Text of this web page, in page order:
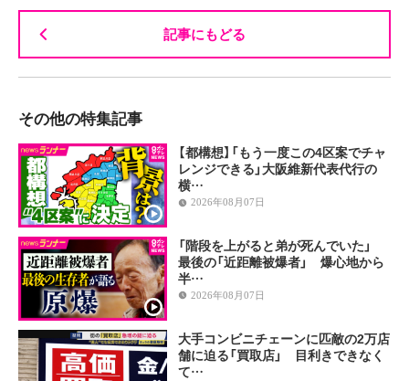
記事にもどる
その他の特集記事
【都構想】「もう一度この4区案でチャ
レンジできる」大阪維新代表代行の
横…
2026年08月07日
「階段を上がると弟が死んでいた」
最後の「近距離被爆者」 爆心地から
半…
2026年08月07日
大手コンビニチェーンに匹敵の2万店
舗に迫る「買取店」 目利きできなく
て…